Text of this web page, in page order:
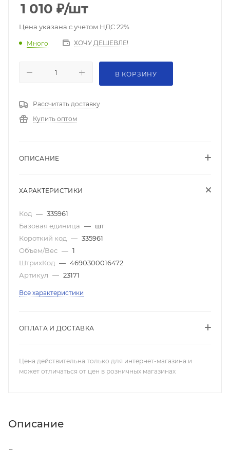
1 010 ₽/шт
Цена указана с учетом НДС 22%
Много ХОЧУ ДЕШЕВЛЕ!
В КОРЗИНУ
Рассчитать доставку
Купить оптом
ОПИСАНИЕ
ХАРАКТЕРИСТИКИ
Код — 335961
Базовая единица — шт
Короткий код — 335961
Объем/Вес — 1
ШтрихКод — 4690300016472
Артикул — 23171
Все характеристики
ОПЛАТА И ДОСТАВКА
Цена действительна только для интернет-магазина и
может отличаться от цен в розничных магазинах
Описание